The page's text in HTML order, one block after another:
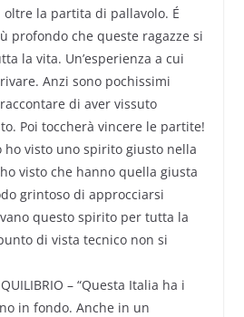
oltre la partita di pallavolo. É
profondo che queste ragazze si
la vita. Un’esperienza a cui
Anzi sono pochissimi
di aver vissuto
Poi toccherà vincere le partite!
ho visto uno spirito giusto nella
visto che hanno quella giusta
grintoso di approcciarsi
questo spirito per tutta la
di vista tecnico non si
– “Questa Italia ha i
in fondo. Anche in un